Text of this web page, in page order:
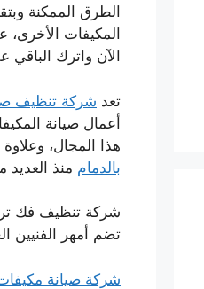
الطرق الممكنة
المكيفات الأخرى،
الآن واترك الباقي
تعد شركة تنظيف
أعمال صيانة
هذا المجال،
بالدمام منذ
شركة تنظيف فك
تضم أمهر الفنيين
شركة صيانة